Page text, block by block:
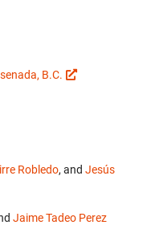
B.C.
Robledo, and Jesús
Jaime Tadeo Perez